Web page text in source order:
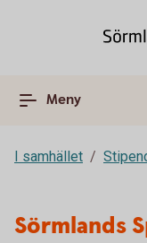
Meny
I samhället
Sörmlands